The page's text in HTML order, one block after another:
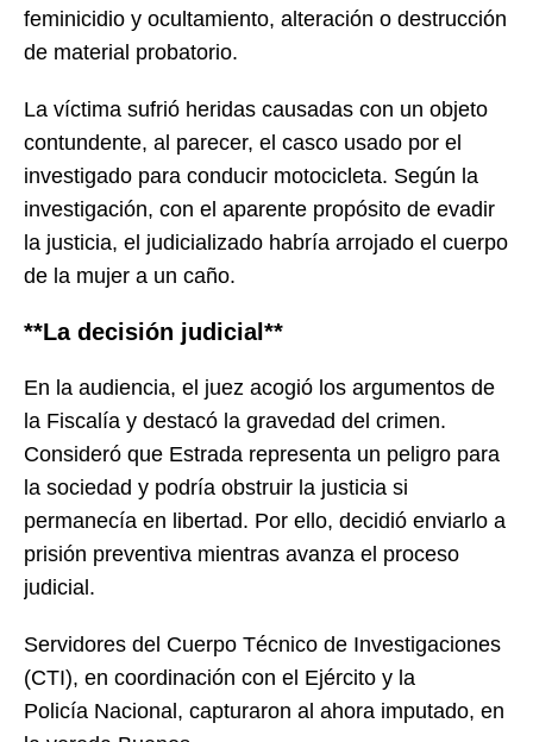
feminicidio y ocultamiento, alteración o destrucción
de material probatorio.
La víctima sufrió heridas causadas con un objeto
contundente, al parecer, el casco usado por el
investigado para conducir motocicleta. Según la
investigación, con el aparente propósito de evadir
la justicia, el judicializado habría arrojado el cuerpo
de la mujer a un caño.
**La decisión judicial**
En la audiencia, el juez acogió los argumentos de
la Fiscalía y destacó la gravedad del crimen.
Consideró que Estrada representa un peligro para
la sociedad y podría obstruir la justicia si
permanecía en libertad. Por ello, decidió enviarlo a
prisión preventiva mientras avanza el proceso
judicial.
Servidores del Cuerpo Técnico de Investigaciones
(CTI), en coordinación con el Ejército y la
Policía Nacional, capturaron al ahora imputado, en